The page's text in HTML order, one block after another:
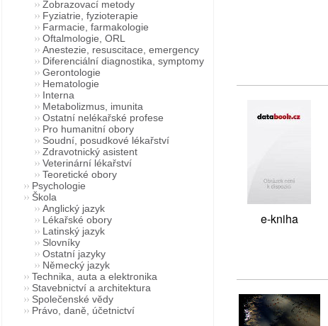
e-kniha
Zobrazovací metody
Fyziatrie, fyzioterapie
Farmacie, farmakologie
Oftalmologie, ORL
Anestezie, resuscitace, emergency
Diferenciální diagnostika, symptomy
Gerontologie
Hematologie
Interna
Metabolizmus, imunita
Ostatní nelékařské profese
Pro humanitní obory
Soudní, posudkové lékařství
Zdravotnický asistent
Veterinární lékařství
Teoretické obory
Psychologie
Škola
Anglický jazyk
Lékařské obory
Latinský jazyk
Slovníky
Ostatní jazyky
Německý jazyk
Technika, auta a elektronika
Stavebnictví a architektura
Společenské vědy
Právo, daně, účetnictví